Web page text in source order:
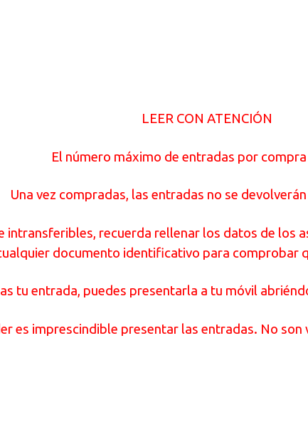
LEER CON ATENCIÓN
El número máximo de entradas por
Una vez compradas, las entradas no se
intransferibles, recuerda rellenar los datos de los
documento identificativo para comprobar
tu entrada, puedes presentarla a tu móvil
es imprescindible presentar las entradas. No